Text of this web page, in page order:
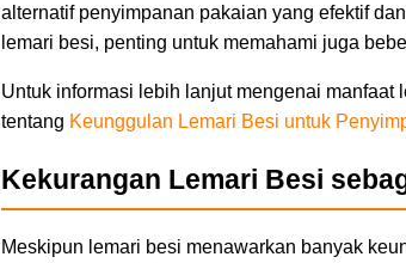
alternatif penyimpanan pakaian yang efektif
lemari besi, penting untuk memahami juga
Untuk informasi lebih lanjut mengenai
tentang Keunggulan Lemari Besi untuk
Kekurangan Lemari Besi
Meskipun lemari besi menawarkan banyak